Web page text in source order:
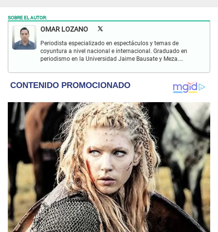
SOBRE EL AUTOR:
OMAR LOZANO
Periodista especializado en espectáculos y temas de
coyuntura a nivel nacional e internacional. Graduado en
periodismo en la Universidad Jaime Bausate y Meza.
relacionados con espectáculos y sociales.